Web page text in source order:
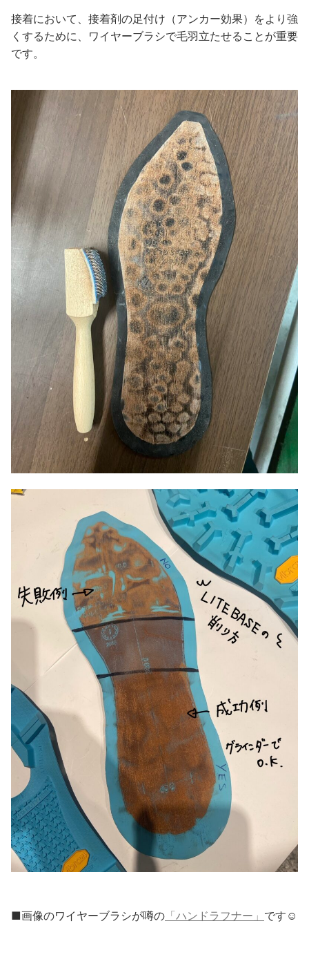
接着において、接着剤の足付け（アンカー効果）をより強
くするために、ワイヤーブラシで毛羽立たせることが重要
です。
■画像のワイヤーブラシが噂の 「ハンドラフナー」 です☺